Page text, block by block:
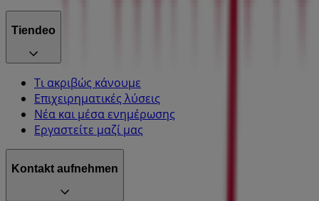
Tiendeo
Τι ακριβώς κάνουμε
Επιχειρηματικές λύσεις
Νέα και μέσα ενημέρωσης
Εργαστείτε μαζί μας
Kontakt aufnehmen